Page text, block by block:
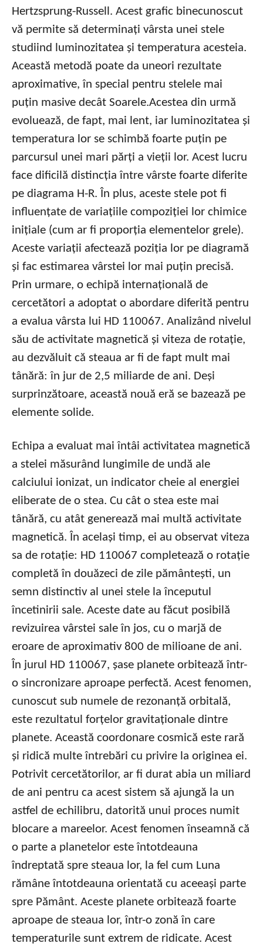
Hertzsprung-Russell. Acest grafic binecunoscut
vă permite să determinați vârsta unei stele
studiind luminozitatea și temperatura acesteia.
Această metodă poate da uneori rezultate
aproximative, în special pentru stelele mai
puțin masive decât Soarele.Acestea din urmă
evoluează, de fapt, mai lent, iar luminozitatea și
temperatura lor se schimbă foarte puțin pe
parcursul unei mari părți a vieții lor. Acest lucru
face dificilă distincția între vârste foarte diferite
pe diagrama H-R. În plus, aceste stele pot fi
influențate de variațiile compoziției lor chimice
inițiale (cum ar fi proporția elementelor grele).
Aceste variații afectează poziția lor pe diagramă
și fac estimarea vârstei lor mai puțin precisă.
Prin urmare, o echipă internațională de
cercetători a adoptat o abordare diferită pentru
a evalua vârsta lui HD 110067. Analizând nivelul
său de activitate magnetică și viteza de rotație,
au dezvăluit că steaua ar fi de fapt mult mai
tânără: în jur de 2,5 miliarde de ani. Deși
surprinzătoare, această nouă eră se bazează pe
elemente solide.
Echipa a evaluat mai întâi activitatea magnetică
a stelei măsurând lungimile de undă ale
calciului ionizat, un indicator cheie al energiei
eliberate de o stea. Cu cât o stea este mai
tânără, cu atât generează mai multă activitate
magnetică. În același timp, ei au observat viteza
sa de rotație: HD 110067 completează o rotație
completă în douăzeci de zile pământești, un
semn distinctiv al unei stele la începutul
încetinirii sale. Aceste date au făcut posibilă
revizuirea vârstei sale în jos, cu o marjă de
eroare de aproximativ 800 de milioane de ani.
În jurul HD 110067, șase planete orbitează într-
o sincronizare aproape perfectă. Acest fenomen,
cunoscut sub numele de rezonanță orbitală,
este rezultatul forțelor gravitaționale dintre
planete. Această coordonare cosmică este rară
și ridică multe întrebări cu privire la originea ei.
Potrivit cercetătorilor, ar fi durat abia un miliard
de ani pentru ca acest sistem să ajungă la un
astfel de echilibru, datorită unui proces numit
blocare a mareelor. Acest fenomen înseamnă că
o parte a planetelor este întotdeauna
îndreptată spre steaua lor, la fel cum Luna
rămâne întotdeauna orientată cu aceeași parte
spre Pământ. Aceste planete orbitează foarte
aproape de steaua lor, într-o zonă în care
temperaturile sunt extrem de ridicate. Acest